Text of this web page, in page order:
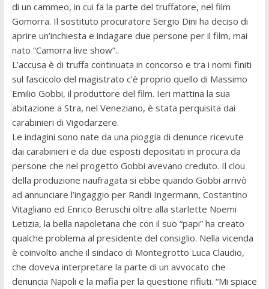
di un cammeo, in cui fa la parte del truffatore, nel film
Gomorra. Il sostituto procuratore Sergio Dini ha deciso di
aprire un’inchiesta e indagare due persone per il film, mai
nato “Camorra live show”..
L’accusa è di truffa continuata in concorso e tra i nomi finiti
sul fascicolo del magistrato c’è proprio quello di Massimo
Emilio Gobbi, il produttore del film. Ieri mattina la sua
abitazione a Stra, nel Veneziano, è stata perquisita dai
carabinieri di Vigodarzere.
Le indagini sono nate da una pioggia di denunce ricevute
dai carabinieri e da due esposti depositati in procura da
persone che nel progetto Gobbi avevano creduto. Il clou
della produzione naufragata si ebbe quando Gobbi arrivò
ad annunciare l’ingaggio per Randi Ingermann, Costantino
Vitagliano ed Enrico Beruschi oltre alla starlette Noemi
Letizia, la bella napoletana che con il suo “papi” ha creato
qualche problema al presidente del consiglio. Nella vicenda
è coinvolto anche il sindaco di Montegrotto Luca Claudio,
che doveva interpretare la parte di un avvocato che
denuncia Napoli e la mafia per la questione rifiuti. “Mi spiace